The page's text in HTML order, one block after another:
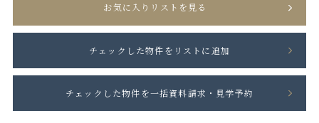
お気に入りリストを見る